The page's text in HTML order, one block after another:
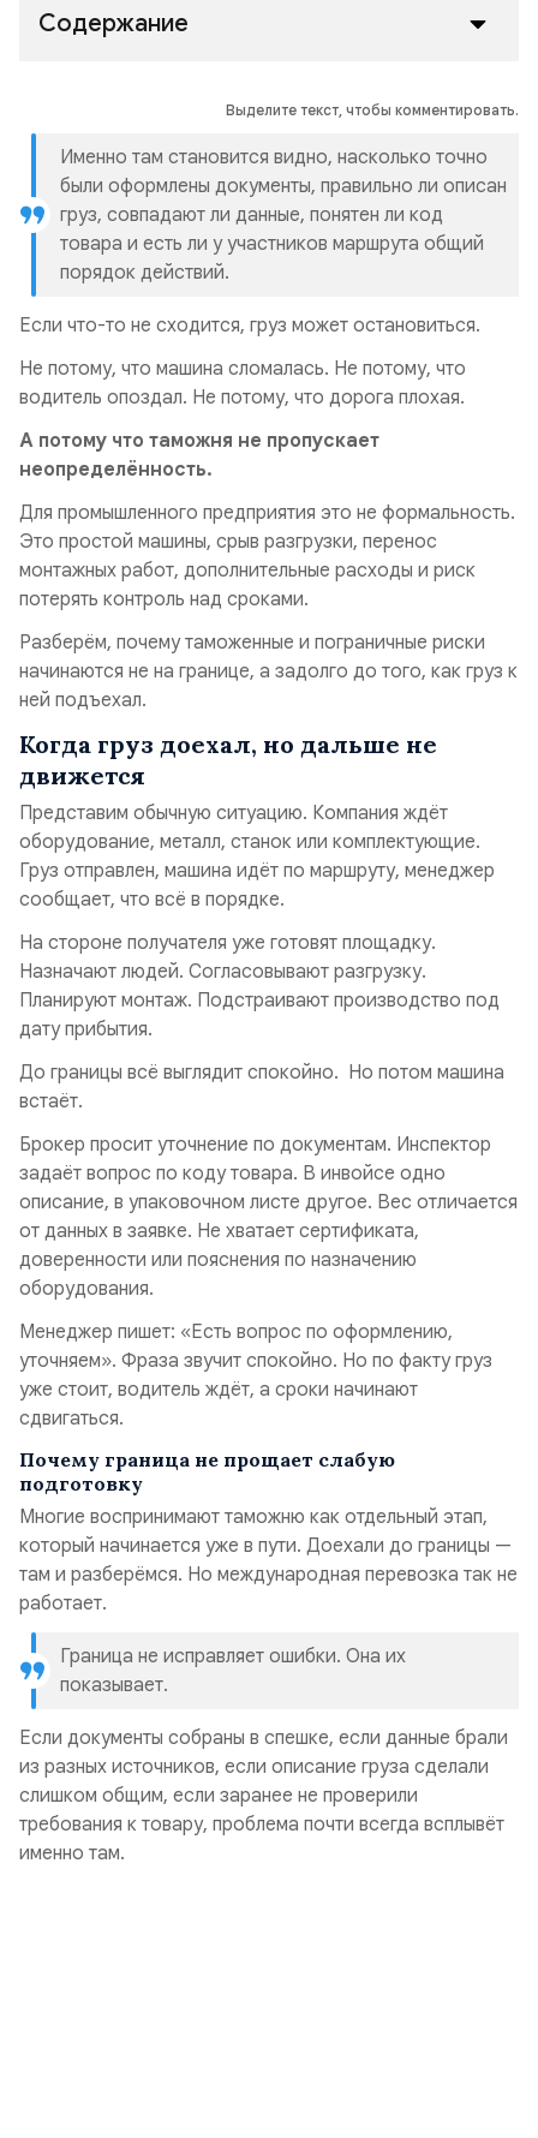
Содержание
Выделите текст, чтобы комментировать.
Именно там становится видно, насколько точно
были оформлены документы, правильно ли описан
груз, совпадают ли данные, понятен ли код
товара и есть ли у участников маршрута общий
порядок действий.
Если что-то не сходится, груз может остановиться.
Не потому, что машина сломалась. Не потому, что
водитель опоздал. Не потому, что дорога плохая.
А потому что таможня не пропускает
неопределённость.
Для промышленного предприятия это не формальность.
Это простой машины, срыв разгрузки, перенос
монтажных работ, дополнительные расходы и риск
потерять контроль над сроками.
Разберём, почему таможенные и пограничные риски
начинаются не на границе, а задолго до того, как груз к
ней подъехал.
Когда груз доехал, но дальше не
движется
Представим обычную ситуацию. Компания ждёт
оборудование, металл, станок или комплектующие.
Груз отправлен, машина идёт по маршруту, менеджер
сообщает, что всё в порядке.
На стороне получателя уже готовят площадку.
Назначают людей. Согласовывают разгрузку.
Планируют монтаж. Подстраивают производство под
дату прибытия.
До границы всё выглядит спокойно. Но потом машина
встаёт.
Брокер просит уточнение по документам. Инспектор
задаёт вопрос по коду товара. В инвойсе одно
описание, в упаковочном листе другое. Вес отличается
от данных в заявке. Не хватает сертификата,
доверенности или пояснения по назначению
оборудования.
Менеджер пишет: «Есть вопрос по оформлению,
уточняем». Фраза звучит спокойно. Но по факту груз
уже стоит, водитель ждёт, а сроки начинают
сдвигаться.
Почему граница не прощает слабую
подготовку
Многие воспринимают таможню как отдельный этап,
который начинается уже в пути. Доехали до границы —
там и разберёмся. Но международная перевозка так не
работает.
Граница не исправляет ошибки. Она их
показывает.
Если документы собраны в спешке, если данные брали
из разных источников, если описание груза сделали
слишком общим, если заранее не проверили
требования к товару, проблема почти всегда всплывёт
именно там.